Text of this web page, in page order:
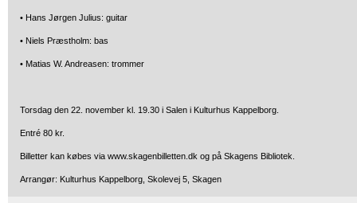
• Hans Jørgen Julius: guitar
• Niels Præstholm: bas
• Matias W. Andreasen: trommer
Torsdag den 22. november kl. 19.30 i Salen i Kulturhus Kappelborg.
Entré 80 kr.
Billetter kan købes via www.skagenbilletten.dk og på Skagens Bibliotek.
Arrangør: Kulturhus Kappelborg, Skolevej 5, Skagen